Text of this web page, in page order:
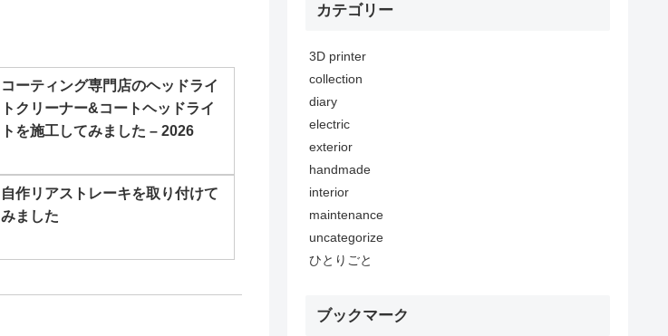
コーティング専門店のヘッドライ
トクリーナー&コートヘッドライ
トを施工してみました – 2026
自作リアストレーキを取り付けて
みました
カテゴリー
3D printer
collection
diary
electric
exterior
handmade
interior
maintenance
uncategorize
ひとりごと
ブックマーク